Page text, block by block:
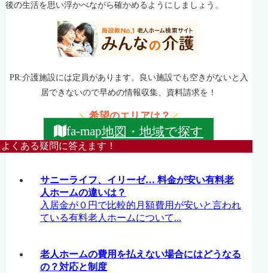
後の生活を思い浮かべながら確かめるようにしましょう。
PR:介護施設には定員があります。良い施設でも空きがないと入
居できないので早めの情報収集、資料請求を！
＼希望のエリアは？／
fa-map地図・地域で探す
よくある疑問に答えます！
サニーライフ、イリーゼ… 料金が安い有料老
人ホームの違いは？
入居金が０円で比較的月額費用が安いと言われ
ている有料老人ホームについて...
老人ホームの費用を払えない場合にはどうなる
の？対応と制度